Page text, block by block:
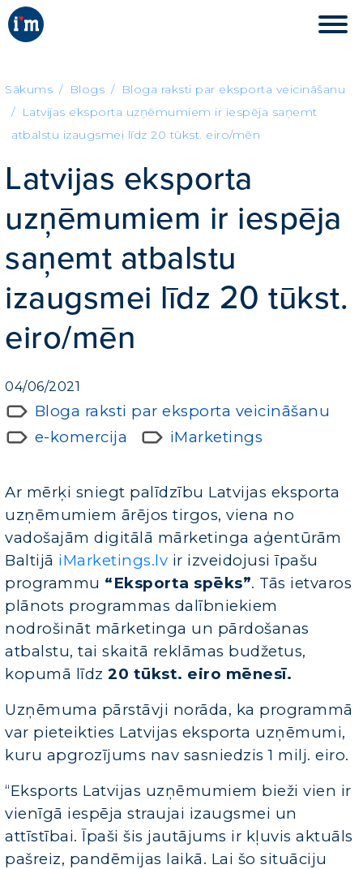
Sākums Blogs
Bloga raksti par eksporta veicināšanu
Latvijas eksporta uzņēmumiem ir iespēja saņemt
atbalstu izaugsmei līdz 20 tūkst. eiro/mēn
Latvijas eksporta
uzņēmumiem ir iespēja
saņemt atbalstu
izaugsmei līdz 20 tūkst.
eiro/mēn
04/06/2021
Bloga raksti par eksporta veicināšanu
e-komercija
iMarketings
Ar mērķi sniegt palīdzību Latvijas eksporta
uzņēmumiem ārējos tirgos, viena no
vadošajām digitālā mārketinga aģentūrām
Baltijā iMarketings.lv ir izveidojusi īpašu
programmu “Eksporta spēks”. Tās ietvaros
plānots programmas dalībniekiem
nodrošināt mārketinga un pārdošanas
atbalstu, tai skaitā reklāmas budžetus,
kopumā līdz20 tūkst. eiro mēnesī.
Uzņēmuma pārstāvji norāda, ka programmā
var pieteikties Latvijas eksporta uzņēmumi,
kuru apgrozījums nav sasniedzis 1 milj. eiro.
“Eksports Latvijas uzņēmumiem bieži vien ir
vienīgā iespēja straujai izaugsmei un
attīstībai. Īpaši šis jautājums ir kļuvis aktuāls
pašreiz, pandēmijas laikā. Lai šo situāciju